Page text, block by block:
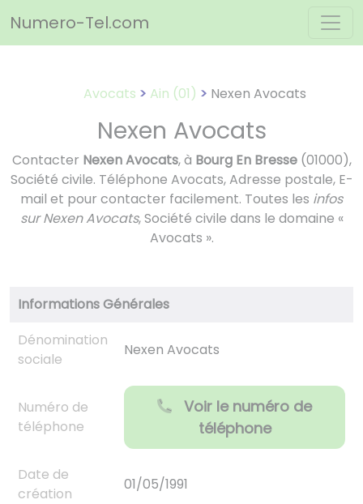
Numero-Tel.com
Avocats Ain (01) Nexen Avocats
Nexen Avocats
Contacter Nexen Avocats, à Bourg En Bresse(01000),
Société civile. Téléphone Avocats, Adresse postale, E-
mail et pour contacter facilement. Toutes les infos
sur Nexen Avocats, Société civile dans le domaine «
Avocats ».
Informations Générales
Dénomination
sociale
Nexen Avocats
Numéro de
téléphone
Voir le numéro de
téléphone
Date de
création
01/05/1991